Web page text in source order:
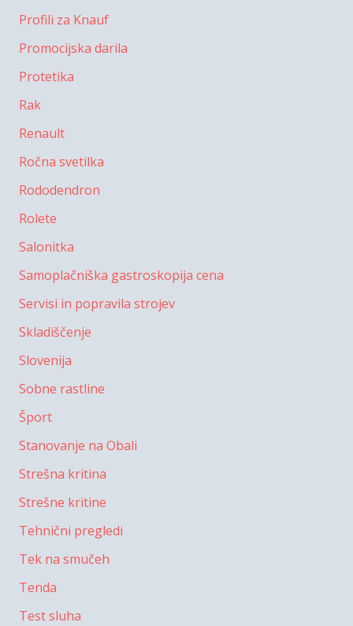
Profili za Knauf
Promocijska darila
Protetika
Rak
Renault
Ročna svetilka
Rododendron
Rolete
Salonitka
Samoplačniška gastroskopija cena
Servisi in popravila strojev
Skladiščenje
Slovenija
Sobne rastline
Šport
Stanovanje na Obali
Strešna kritina
Strešne kritine
Tehnični pregledi
Tek na smučeh
Tenda
Test sluha